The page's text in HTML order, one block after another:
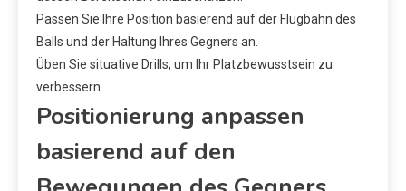
Passen Sie Ihre Position basierend auf der Flugbahn des
Balls und der Haltung Ihres Gegners an.
Üben Sie situative Drills, um Ihr Platzbewusstsein zu
verbessern.
Positionierung anpassen
basierend auf den